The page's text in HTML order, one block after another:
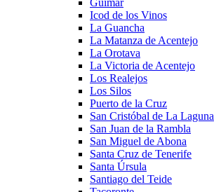
Icod de los Vinos
La Guancha
La Matanza de Acentejo
La Orotava
La Victoria de Acentejo
Los Realejos
Los Silos
Puerto de la Cruz
San Cristóbal de La Laguna
San Juan de la Rambla
San Miguel de Abona
Santa Cruz de Tenerife
Santa Úrsula
Santiago del Teide